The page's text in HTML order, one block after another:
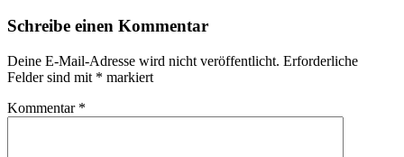
Schreibe einen Kommentar
Deine E-Mail-Adresse wird nicht veröffentlicht. Erforderliche
Felder sind mit * markiert
Kommentar *